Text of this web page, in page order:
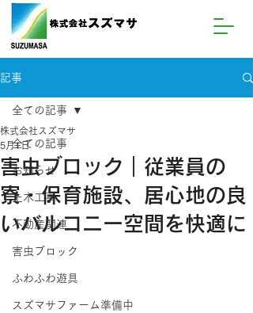
記事
全ての記事
お知らせ
土木工事
不動産関連
害虫ブロック
ふわふわ遊具
スズマサファーム準備中
全ての記事
害虫ブロック｜従業員の
寮・保育施設、居心地の良
いバルコニー空間を快適に
株式会社スズマサ
5月1日